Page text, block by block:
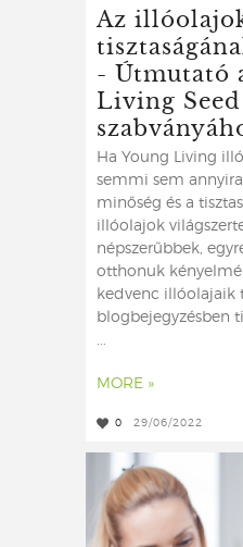
Az
- Útmutató
Living
Ha Young Living
semmi sem
minőség és a
illóolajok
népszerűbbek,
otthonuk
kedvenc illóolajaik
blogbejegyzésben
...
MORE »
0 29/06/2022